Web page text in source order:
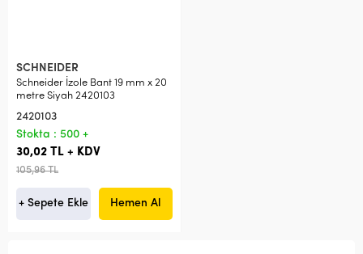
SCHNEIDER
Schneider İzole Bant 19 mm x 20
metre Siyah 2420103
2420103
Stokta : 500 +
30,02 TL + KDV
105,96 TL
+ Sepete Ekle Hemen Al